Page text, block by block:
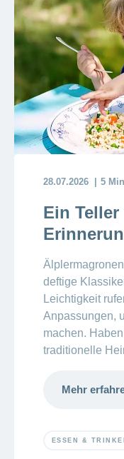
28.07.2026 5
Ein
deftige
Leichtigkeit
Anpassungen,
machen.
traditionelle
Mehr
ESSEN &